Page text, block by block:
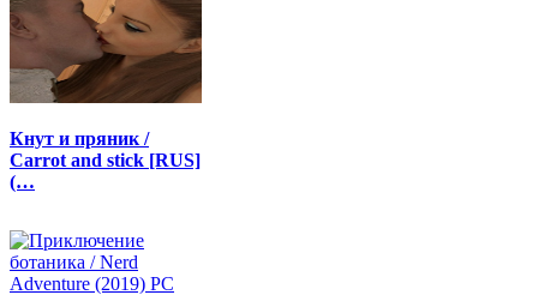
Кнут и пряник /
Carrot and stick [RUS]
(…